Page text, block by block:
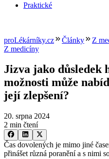
Praktické
proLékárníky.cz Články
Z
Z medicíny
Jizva jako důsledek
možnosti může
její zlepšení?
20. srpna 2024
2 min čtení
Čas dovolených je mimo jiné
přinášet různá poranění a s nimi